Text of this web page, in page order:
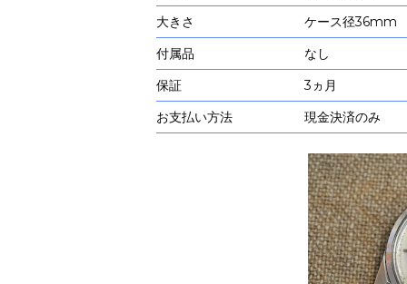
大きさ
ケース径36mm
付属品
なし
保証
3ヵ月
お支払い方法
現金決済のみ